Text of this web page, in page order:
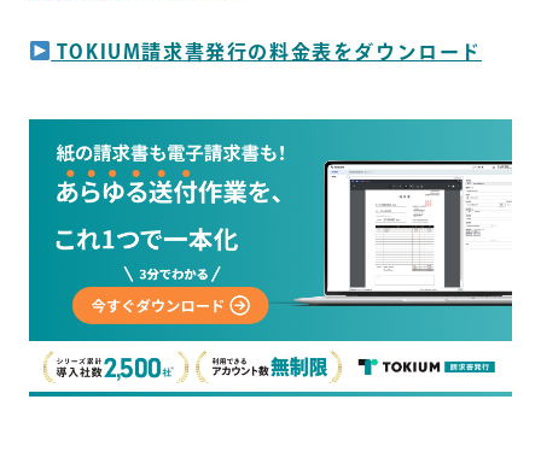
TOKIUM請求書発行の料金表をダウンロード